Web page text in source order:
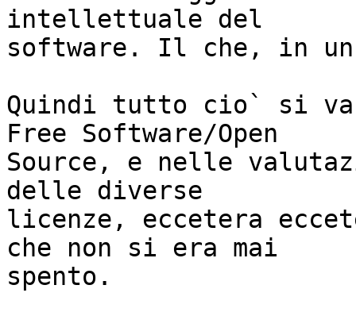
intellettuale del
software. Il che, in
Quindi tutto cio` si
Free Software/Open
Source, e nelle
delle diverse
licenze, eccetera
che non si era mai
spento.